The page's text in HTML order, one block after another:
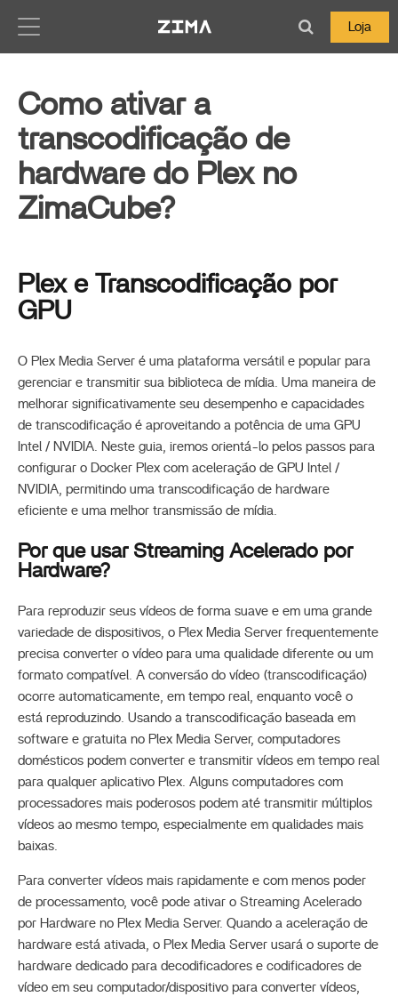
Loja
Como ativar a
transcodificação de
hardware do Plex no
ZimaCube?
Plex e Transcodificação por
GPU
O Plex Media Server é uma plataforma versátil e popular para
gerenciar e transmitir sua biblioteca de mídia. Uma maneira de
melhorar significativamente seu desempenho e capacidades
de transcodificação é aproveitando a potência de uma GPU
Intel / NVIDIA. Neste guia, iremos orientá-lo pelos passos para
configurar o Docker Plex com aceleração de GPU Intel /
NVIDIA, permitindo uma transcodificação de hardware
eficiente e uma melhor transmissão de mídia.
Por que usar Streaming Acelerado por
Hardware?
Para reproduzir seus vídeos de forma suave e em uma grande
variedade de dispositivos, o Plex Media Server frequentemente
precisa converter o vídeo para uma qualidade diferente ou um
formato compatível. A conversão do vídeo (transcodificação)
ocorre automaticamente, em tempo real, enquanto você o
está reproduzindo. Usando a transcodificação baseada em
software e gratuita no Plex Media Server, computadores
domésticos podem converter e transmitir vídeos em tempo real
para qualquer aplicativo Plex. Alguns computadores com
processadores mais poderosos podem até transmitir múltiplos
vídeos ao mesmo tempo, especialmente em qualidades mais
baixas.
Para converter vídeos mais rapidamente e com menos poder
de processamento, você pode ativar o Streaming Acelerado
por Hardware no Plex Media Server. Quando a aceleração de
hardware está ativada, o Plex Media Server usará o suporte de
hardware dedicado para decodificadores e codificadores de
vídeo em seu computador/dispositivo para converter vídeos,